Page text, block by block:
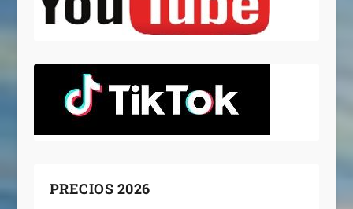
PRECIOS 2026